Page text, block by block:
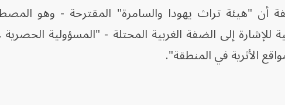
"هيئة تراث يهودا والسامرة" المقترحة - وهو
للإشارة إلى الضفة الغربية المحتلة - "المسؤولية
الأثرية في المنطقة".